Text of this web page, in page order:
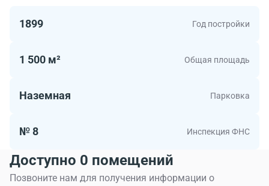
1899 Год постройки
1 500 м² Общая площадь
Наземная Парковка
№ 8 Инспекция ФНС
Доступно 0 помещений
Позвоните нам для получения информации о